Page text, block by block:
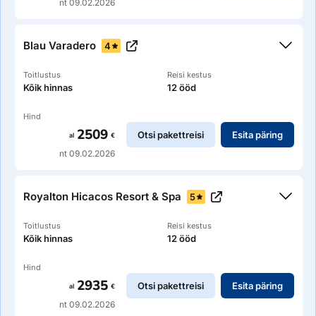
Roc Arenas Doradas
nt 09.02.2026
Valentin El Patriarca Varadero
Blau Varadero 4
Toitlustus
Kõik hinnas
Reisi kestus
12 ööd
Hind
al 2509 €
nt 09.02.2026
Otsi pakettreisi Esita päring
Royalton Hicacos Resort & Spa 5
Toitlustus
Kõik hinnas
Reisi kestus
12 ööd
Hind
al 2935 €
nt 09.02.2026
Otsi pakettreisi Esita päring